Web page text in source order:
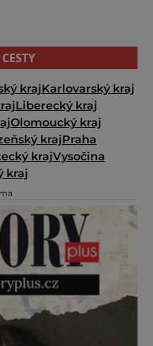
krajKarlovarský kraj
Liberecký kraj
Olomoucký kraj
krajPraha
krajVysočina
kraj